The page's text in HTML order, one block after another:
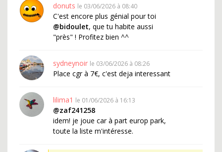
donuts le 03/06/2026 à 08:40
C'est encore plus génial pour toi
@bidoulet, que tu habite aussi
"près" ! Profitez bien ^^
sydneynoir le 03/06/2026 à 08:26
Place cgr à 7€, c'est deja interessant
lilima1 le 01/06/2026 à 16:13
@zaf241258
idem! je joue car à part europ park,
toute la liste m'intéresse.